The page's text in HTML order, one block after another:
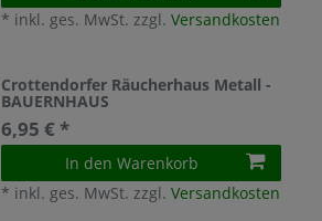
* inkl. ges. MwSt. zzgl.Versandkosten
Crottendorfer Räucherhaus Metall -
BAUERNHAUS
6,95 € *
In den Warenkorb
* inkl. ges. MwSt. zzgl.Versandkosten